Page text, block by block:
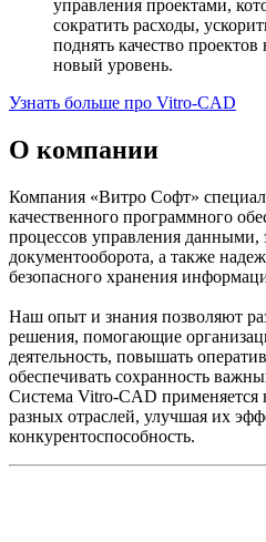
управления проектами,
сократить расходы,
поднять качество
новый уровень.
Узнать больше про Vitro-CAD
О компании
Компания «Витро Софт»
качественного программного
процессов управления данными,
документооборота, а также
безопасного хранения
Наш опыт и знания позволяют
решения, помогающие
деятельность, повышать
обеспечивать сохранность
Система Vitro-CAD
разных отраслей, улучшая их
конкурентоспособность.